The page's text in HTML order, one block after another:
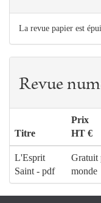
La revue papier est
Revue
Titre
Prix
HT €
L'Esprit
Saint - pdf
Gratuit
monde